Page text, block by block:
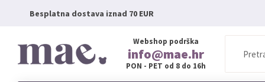
Besplatna dostava iznad 70 EUR
Webshop podrška
info@mae.hr
PON - PET od 8 do 16h